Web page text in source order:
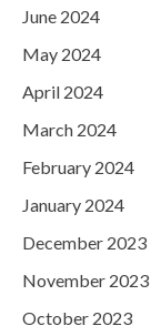
June 2024
May 2024
April 2024
March 2024
February 2024
January 2024
December 2023
November 2023
October 2023